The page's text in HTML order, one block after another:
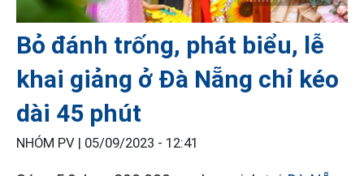
Bỏ đánh trống, phát biểu, lễ
khai giảng ở Đà Nẵng chỉ kéo
dài 45 phút
NHÓM PV | 05/09/2023 - 12:41